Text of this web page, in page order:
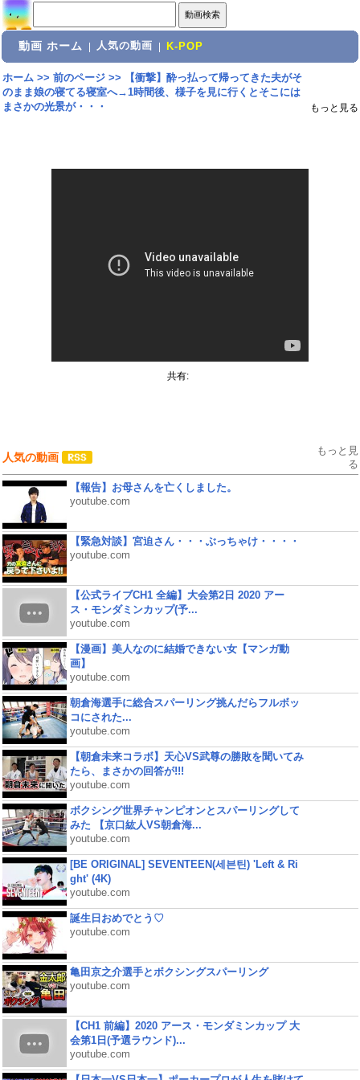
動画 ホーム 人気の動画 K-POP
ホーム>> 前のページ>>
【衝撃】酔っ払って帰ってきた夫がそ
のまま娘の寝てる寝室へ→1時間後、様子を見に行くとそこには
まさかの光景が・・・
もっと見る
共有:
人気の動画
もっと見
る
【報告】お母さんを亡くしました。
youtube.com
【緊急対談】宮迫さん・・・ぶっちゃけ・・・・
youtube.com
【公式ライブCH1 全編】大会第2日 2020 アー
ス・モンダミンカップ(予...
youtube.com
【漫画】美人なのに結婚できない女【マンガ動
画】
youtube.com
朝倉海選手に総合スパーリング挑んだらフルボッ
コにされた...
youtube.com
【朝倉未来コラボ】天心VS武尊の勝敗を聞いてみ
たら、まさかの回答が!!!
youtube.com
ボクシング世界チャンピオンとスパーリングして
みた 【京口紘人VS朝倉海...
youtube.com
[BE ORIGINAL] SEVENTEEN(세븐틴) 'Left & Ri
ght' (4K)
youtube.com
誕生日おめでとう♡
youtube.com
亀田京之介選手とボクシングスパーリング
youtube.com
【CH1 前編】2020 アース・モンダミンカップ 大
会第1日(予選ラウンド)...
youtube.com